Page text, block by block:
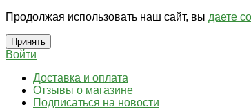
Продолжая использовать наш сайт, вы даете
Принять
Войти
Доставка и оплата
Отзывы о магазине
Подписаться на новости